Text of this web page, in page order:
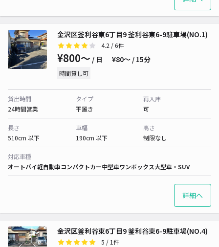
金沢区釜利谷東6丁目9 釜利谷東6-9駐車場(NO.1)
4.2 / 6件
¥800〜 / 日 ¥80〜 / 15分
時間貸し可
貸出時間
24時間営業
タイプ
平置き
再入庫
可
長さ
510cm 以下
車幅
190cm 以下
高さ
制限なし
対応車種
オートバイ軽自動車コンパクトカー中型車ワンボックス大型車・SUV
詳細へ
金沢区釜利谷東6丁目9 釜利谷東6-9駐車場(NO.4)
5 / 1件